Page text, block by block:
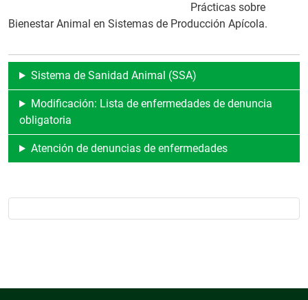
Prácticas sobre
Bienestar Animal en Sistemas de Producción Apícola.
Sistema de Sanidad Animal (SSA)
Modificación: Lista de enfermedades de denuncia
obligatoria
Atención de denuncias de enfermedades